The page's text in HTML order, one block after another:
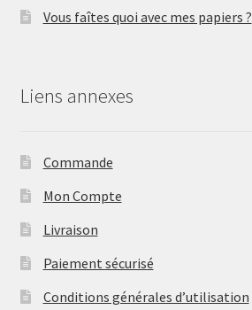
Vous faîtes quoi avec mes papiers ?
Liens annexes
Commande
Mon Compte
Livraison
Paiement sécurisé
Conditions générales d’utilisation